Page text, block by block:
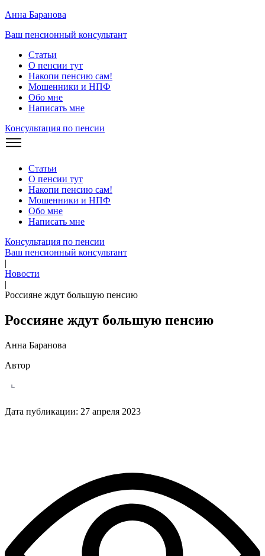
Анна Баранова
Ваш пенсионный консультант
Статьи
О пенсии тут
Накопи пенсию сам!
Мошенники и НПФ
Обо мне
Написать мне
Консультация по пенсии
Статьи
О пенсии тут
Накопи пенсию сам!
Мошенники и НПФ
Обо мне
Написать мне
Консультация по пенсии
Ваш пенсионный консультант
|
Новости
|
Россияне ждут большую пенсию
Россияне ждут большую пенсию
Анна Баранова
Автор
Дата публикации: 27 апреля 2023